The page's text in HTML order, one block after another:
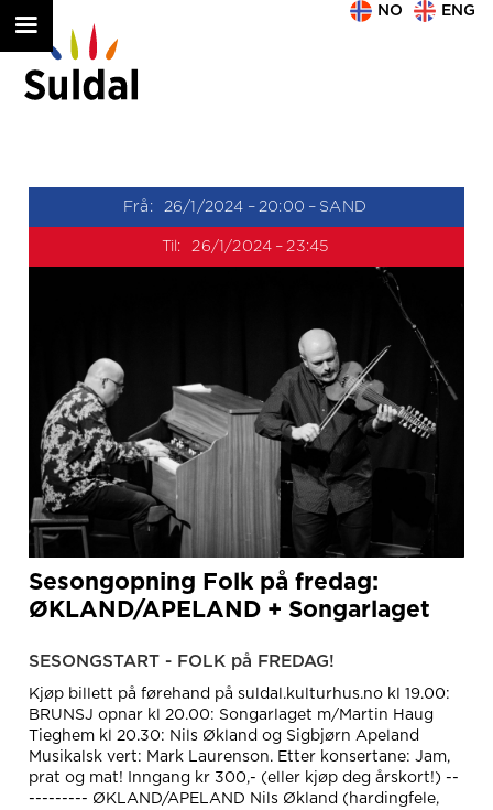
NO ENG
Frå: 26/1/2024 – 20:00 – SAND
Til: 26/1/2024 – 23:45
Sesongopning Folk på fredag:
ØKLAND/APELAND + Songarlaget
SESONGSTART - FOLK på FREDAG!
Kjøp billett på førehand på suldal.kulturhus.no kl 19.00:
BRUNSJ opnar kl 20.00: Songarlaget m/Martin Haug
Tieghem kl 20.30: Nils Økland og Sigbjørn Apeland
Musikalsk vert: Mark Laurenson. Etter konsertane: Jam,
prat og mat! Inngang kr 300,- (eller kjøp deg årskort!) --
--------- ØKLAND/APELAND Nils Økland (hardingfele,